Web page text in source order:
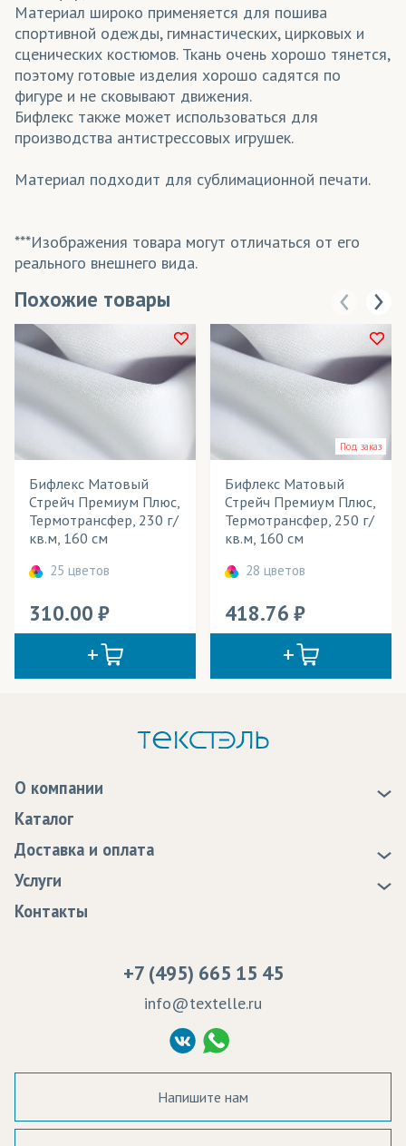
Материал широко применяется для пошива
спортивной одежды, гимнастических, цирковых и
сценических костюмов. Ткань очень хорошо тянется,
поэтому готовые изделия хорошо садятся по
фигуре и не сковывают движения.
Бифлекс также может использоваться для
производства антистрессовых игрушек.
Материал подходит для сублимационной печати.
***Изображения товара могут отличаться от его
реального внешнего вида.
Похожие товары
Бифлекс Матовый
Стрейч Премиум Плюс,
Термотрансфер, 230 г/
кв.м, 160 см
25 цветов
310.00
Под заказ
Бифлекс Матовый
Стрейч Премиум Плюс,
Термотрансфер, 250 г/
кв.м, 160 см
28 цветов
418.76
О компании
Статьи
Программа лояльности
Сертификаты качества
Судебные решения
Политика Конфиденциальности
Согласие на обработку ПД
Каталог
Доставка и оплата
Доставка
Оплата
Возврат
Услуги
Образцы
Контакты
+7 (495) 665 15 45
info@textelle.ru
Напишите нам